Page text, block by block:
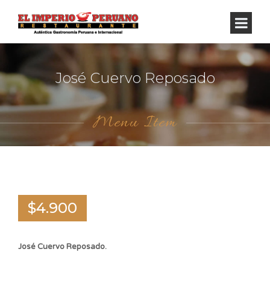
José Cuervo Reposado
Menu Item
$4.900
José Cuervo Reposado.